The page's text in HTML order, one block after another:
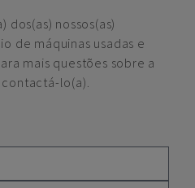
dos(as) nossos(as)
de máquinas usadas e
mais questões sobre a
lo(a).